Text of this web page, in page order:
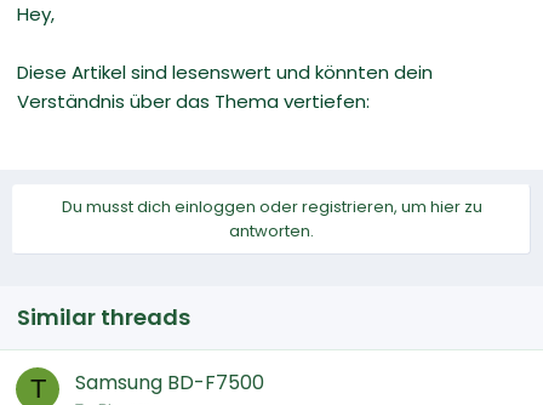
Hey,
Diese Artikel sind lesenswert und könnten dein
Verständnis über das Thema vertiefen:
Du musst dich einloggen oder registrieren, um hier zu
antworten.
Similar threads
T Samsung BD-F7500